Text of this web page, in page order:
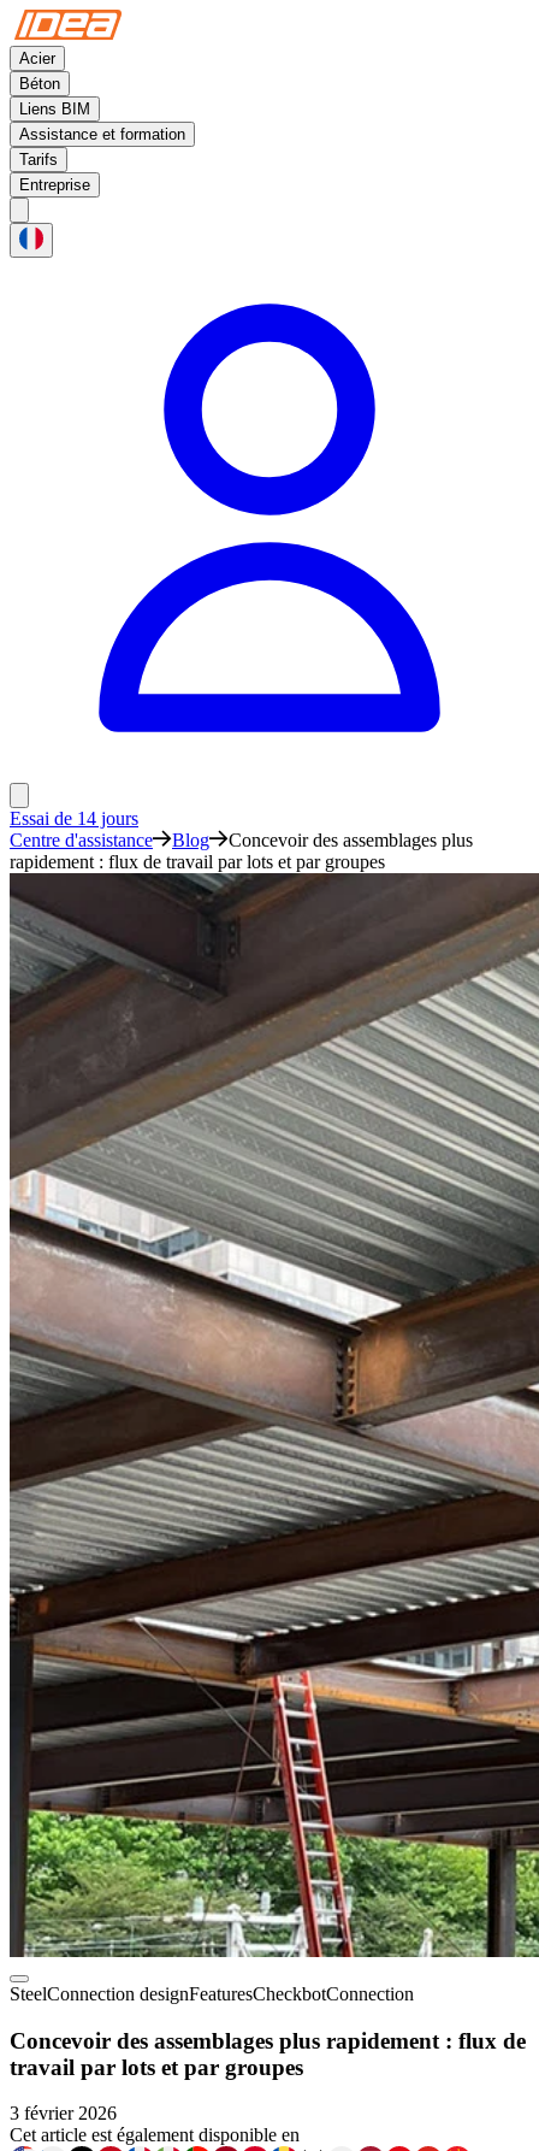
Acier
Béton
Liens BIM
Assistance et formation
Tarifs
Entreprise
Essai de 14 jours
Centre d'assistance
Blog
Concevoir des assemblages plus
rapidement : flux de travail par lots et par groupes
SteelConnection designFeaturesCheckbotConnection
Concevoir des assemblages plus rapidement : flux de
travail par lots et par groupes
3 février 2026
Cet article est également disponible en